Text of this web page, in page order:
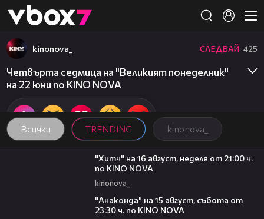
👾
Всички TRENDING kinonova_
kinonova_ СЛЕДВАЙ 425
Четвърта седмица на "Великият понеделник"
на 22 юни по KINO NOVA
00:30
"Хитч" на 16 август, неделя от 21:00 ч.
по KINO NOVA
kinonova_
"Анаконда" на 15 август, събота от
23:30 ч. по KINO NOVA